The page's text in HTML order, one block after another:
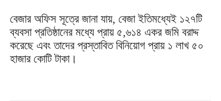
বেজার অফিস সূত্রে জানা যায়, বেজা ইতিমধ্যেই ১২৭টি
ব্যবসা প্রতিষ্ঠানের মধ্যে প্রায় ৫,৬১৪ একর জমি বরাদ্দ
করেছে এবং তাদের প্রস্তাবিত বিনিয়োগ প্রায় ১ লাখ ৫০
হাজার কোটি টাকা।